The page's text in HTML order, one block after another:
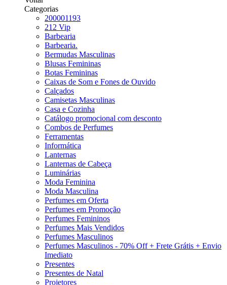
Categorias
200001193
212 Vip
Barbearia
Barbearia.
Bermudas Masculinas
Blusas Femininas
Botas Femininas
Caixas de Som e Fones de Ouvido
Calçados
Camisetas Masculinas
Casa e Cozinha
Catálogo promocional com desconto
Combos de Perfumes
Ferramentas
Informática
Lanternas
Lanternas de Cabeça
Luminárias
Moda Feminina
Moda Masculina
Perfumes em Oferta
Perfumes em Promoção
Perfumes Femininos
Perfumes Mais Vendidos
Perfumes Masculinos
Perfumes Masculinos - 70% Off + Frete Grátis + Envio
Imediato
Presentes
Presentes de Natal
Projetores